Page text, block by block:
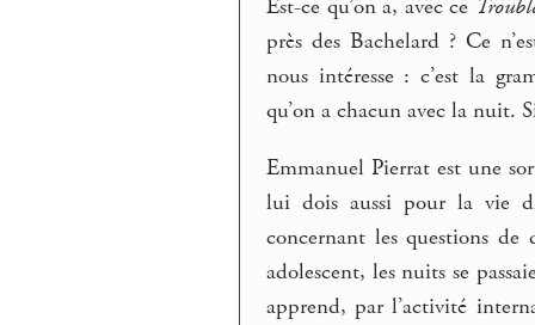
Est-ce qu’on a, avec ce
près des Bachelard ? Ce
nous intéresse : c’est la
qu’on a chacun avec la nuit.
Emmanuel Pierrat est une
lui dois aussi pour la vie
concernant les questions
adolescent, les nuits se
apprend, par l’activité